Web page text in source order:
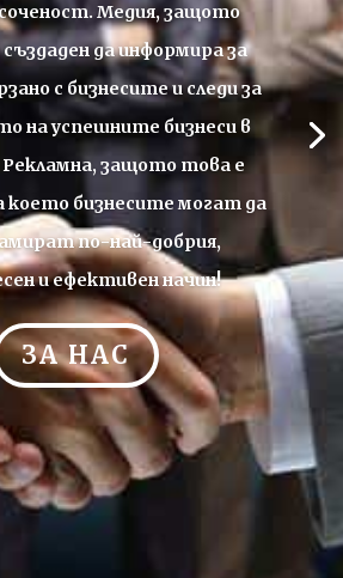
Медия, защото
да информира за
с бизнеситеи следи за
на успешните бизнеси в
Рекламна, защото това е
бизнесите могат да
по-най-добрия,
и ефективен начин!
ЗА НАС